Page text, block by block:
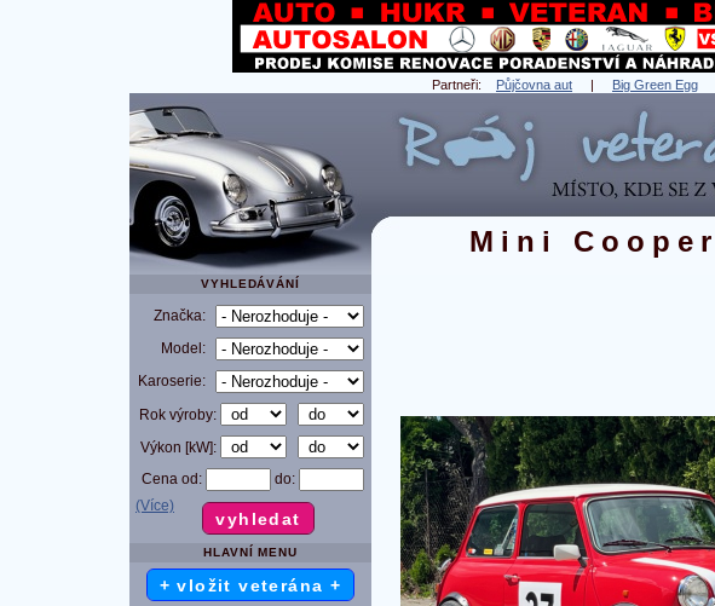
Partneři: Půjčovna aut | Big Green Egg
Mini
VYHLEDÁVÁNÍ
Značka:
Model:
Karoserie:
Rok výroby:
Výkon [kW]:
Cena od:
do:
(Více)
HLAVNÍ MENU
+ vložit veterána +